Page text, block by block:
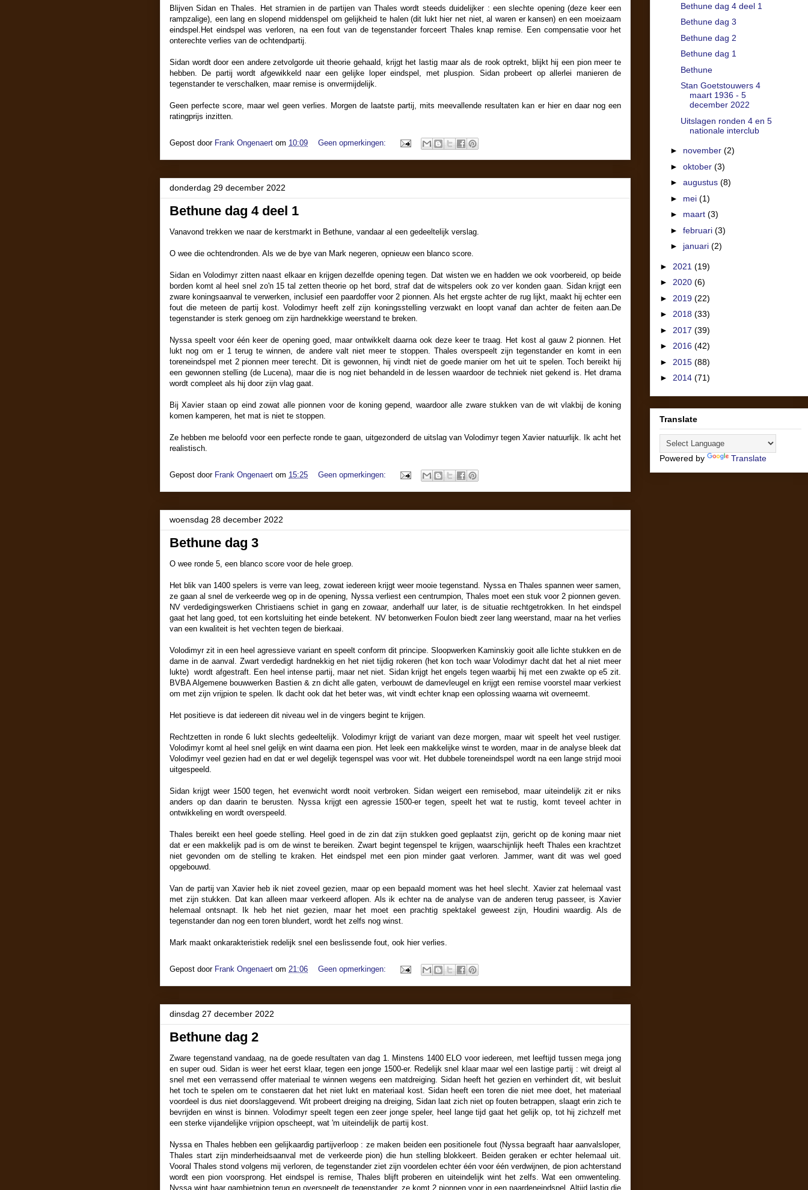
Blijven Sidan en Thales. Het stramien in de partijen van Thales wordt steeds duidelijker : een slechte opening (deze keer een
rampzalige), een lang en slopend middenspel om gelijkheid te halen (dit lukt hier net niet, al waren er kansen) en een moeizaam
eindspel.Het eindspel was verloren, na een fout van de tegenstander forceert Thales knap remise. Een compensatie voor het
onterechte verlies van de ochtendpartij.
Sidan wordt door een andere zetvolgorde uit theorie gehaald, krijgt het lastig maar als de rook optrekt, blijkt hij een pion meer te
hebben. De partij wordt afgewikkeld naar een gelijke loper eindspel, met pluspion. Sidan probeert op allerlei manieren de
tegenstander te verschalken, maar remise is onvermijdelijk.
Geen perfecte score, maar wel geen verlies. Morgen de laatste partij, mits meevallende resultaten kan er hier en daar nog een
ratingprijs inzitten.
Gepost door Frank Ongenaert om 10:09 Geen opmerkingen:
donderdag 29 december 2022
Bethune dag 4 deel 1
Vanavond trekken we naar de kerstmarkt in Bethune, vandaar al een gedeeltelijk verslag.
O wee die ochtendronden. Als we de bye van Mark negeren, opnieuw een blanco score.
Sidan en Volodimyr zitten naast elkaar en krijgen dezelfde opening tegen. Dat wisten we en hadden we ook voorbereid, op beide
borden komt al heel snel zo'n 15 tal zetten theorie op het bord, straf dat de witspelers ook zo ver konden gaan. Sidan krijgt een
zware koningsaanval te verwerken, inclusief een paardoffer voor 2 pionnen. Als het ergste achter de rug lijkt, maakt hij echter een
fout die meteen de partij kost. Volodimyr heeft zelf zijn koningsstelling verzwakt en loopt vanaf dan achter de feiten aan.De
tegenstander is sterk genoeg om zijn hardnekkige weerstand te breken.
Nyssa speelt voor één keer de opening goed, maar ontwikkelt daarna ook deze keer te traag. Het kost al gauw 2 pionnen. Het
lukt nog om er 1 terug te winnen, de andere valt niet meer te stoppen. Thales overspeelt zijn tegenstander en komt in een
toreneindspel met 2 pionnen meer terecht. Dit is gewonnen, hij vindt niet de goede manier om het uit te spelen. Toch bereikt hij
een gewonnen stelling (de Lucena), maar die is nog niet behandeld in de lessen waardoor de techniek niet gekend is. Het drama
wordt compleet als hij door zijn vlag gaat.
Bij Xavier staan op eind zowat alle pionnen voor de koning gepend, waardoor alle zware stukken van de wit vlakbij de koning
komen kamperen, het mat is niet te stoppen.
Ze hebben me beloofd voor een perfecte ronde te gaan, uitgezonderd de uitslag van Volodimyr tegen Xavier natuurlijk. Ik acht het
realistisch.
Gepost door Frank Ongenaert om 15:25 Geen opmerkingen:
woensdag 28 december 2022
Bethune dag 3
O wee ronde 5, een blanco score voor de hele groep.
Het blik van 1400 spelers is verre van leeg, zowat iedereen krijgt weer mooie tegenstand. Nyssa en Thales spannen weer samen,
ze gaan al snel de verkeerde weg op in de opening, Nyssa verliest een centrumpion, Thales moet een stuk voor 2 pionnen geven.
NV verdedigingswerken Christiaens schiet in gang en zowaar, anderhalf uur later, is de situatie rechtgetrokken. In het eindspel
gaat het lang goed, tot een kortsluiting het einde betekent. NV betonwerken Foulon biedt zeer lang weerstand, maar na het verlies
van een kwaliteit is het vechten tegen de bierkaai.
Volodimyr zit in een heel agressieve variant en speelt conform dit principe. Sloopwerken Kaminskiy gooit alle lichte stukken en de
dame in de aanval. Zwart verdedigt hardnekkig en het niet tijdig rokeren (het kon toch waar Volodimyr dacht dat het al niet meer
lukte) wordt afgestraft. Een heel intense partij, maar net niet. Sidan krijgt het engels tegen waarbij hij met een zwakte op e5 zit.
BVBA Algemene bouwwerken Bastien & zn dicht alle gaten, verbouwt de damevleugel en krijgt een remise voorstel maar verkiest
om met zijn vrijpion te spelen. Ik dacht ook dat het beter was, wit vindt echter knap een oplossing waarna wit overneemt.
Het positieve is dat iedereen dit niveau wel in de vingers begint te krijgen.
Rechtzetten in ronde 6 lukt slechts gedeeltelijk. Volodimyr krijgt de variant van deze morgen, maar wit speelt het veel rustiger.
Volodimyr komt al heel snel gelijk en wint daarna een pion. Het leek een makkelijke winst te worden, maar in de analyse bleek dat
Volodimyr veel gezien had en dat er wel degelijk tegenspel was voor wit. Het dubbele toreneindspel wordt na een lange strijd mooi
uitgespeeld.
Sidan krijgt weer 1500 tegen, het evenwicht wordt nooit verbroken. Sidan weigert een remisebod, maar uiteindelijk zit er niks
anders op dan daarin te berusten. Nyssa krijgt een agressie 1500-er tegen, speelt het wat te rustig, komt teveel achter in
ontwikkeling en wordt overspeeld.
Thales bereikt een heel goede stelling. Heel goed in de zin dat zijn stukken goed geplaatst zijn, gericht op de koning maar niet
dat er een makkelijk pad is om de winst te bereiken. Zwart begint tegenspel te krijgen, waarschijnlijk heeft Thales een krachtzet
niet gevonden om de stelling te kraken. Het eindspel met een pion minder gaat verloren. Jammer, want dit was wel goed
opgebouwd.
Van de partij van Xavier heb ik niet zoveel gezien, maar op een bepaald moment was het heel slecht. Xavier zat helemaal vast
met zijn stukken. Dat kan alleen maar verkeerd aflopen. Als ik echter na de analyse van de anderen terug passeer, is Xavier
helemaal ontsnapt. Ik heb het niet gezien, maar het moet een prachtig spektakel geweest zijn, Houdini waardig. Als de
tegenstander dan nog een toren blundert, wordt het zelfs nog winst.
Mark maakt onkarakteristiek redelijk snel een beslissende fout, ook hier verlies.
Gepost door Frank Ongenaert om 21:06 Geen opmerkingen:
dinsdag 27 december 2022
Bethune dag 2
Zware tegenstand vandaag, na de goede resultaten van dag 1. Minstens 1400 ELO voor iedereen, met leeftijd tussen mega jong
en super oud. Sidan is weer het eerst klaar, tegen een jonge 1500-er. Redelijk snel klaar maar wel een lastige partij : wit dreigt al
snel met een verrassend offer materiaal te winnen wegens een matdreiging. Sidan heeft het gezien en verhindert dit, wit besluit
het toch te spelen om te constaeren dat het niet lukt en materiaal kost. Sidan heeft een toren die niet mee doet, het materiaal
voordeel is dus niet doorslaggevend. Wit probeert dreiging na dreiging, Sidan laat zich niet op fouten betrappen, slaagt erin zich te
bevrijden en winst is binnen. Volodimyr speelt tegen een zeer jonge speler, heel lange tijd gaat het gelijk op, tot hij zichzelf met
een sterke vijandelijke vrijpion opscheept, wat 'm uiteindelijk de partij kost.
Nyssa en Thales hebben een gelijkaardig partijverloop : ze maken beiden een positionele fout (Nyssa begraaft haar aanvalsloper,
Thales start zijn minderheidsaanval met de verkeerde pion) die hun stelling blokkeert. Beiden geraken er echter helemaal uit.
Vooral Thales stond volgens mij verloren, de tegenstander ziet zijn voordelen echter één voor één verdwijnen, de pion achterstand
wordt een pion voorsprong. Het eindspel is remise, Thales blijft proberen en uiteindelijk wint het zelfs. Wat een omwenteling.
Nyssa wint haar gambietpion terug en overspeelt de tegenstander, ze komt 2 pionnen voor in een paardeneindspel. Altijd lastig die
Bethune dag 4 deel 1
Bethune dag 3
Bethune dag 2
Bethune dag 1
Bethune
Stan Goetstouwers 4
maart 1936 - 5
december 2022
Uitslagen ronden 4 en 5
nationale interclub
► november (2)
► oktober (3)
► augustus (8)
► mei (1)
► maart (3)
► februari (3)
► januari (2)
► 2021 (19)
► 2020 (6)
► 2019 (22)
► 2018 (33)
► 2017 (39)
► 2016 (42)
► 2015 (88)
► 2014 (71)
Translate
Powered by Translate